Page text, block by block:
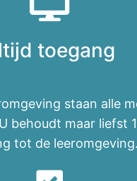
toegang
staan alle
behoudt maar liefst
tot de leeromgeving.